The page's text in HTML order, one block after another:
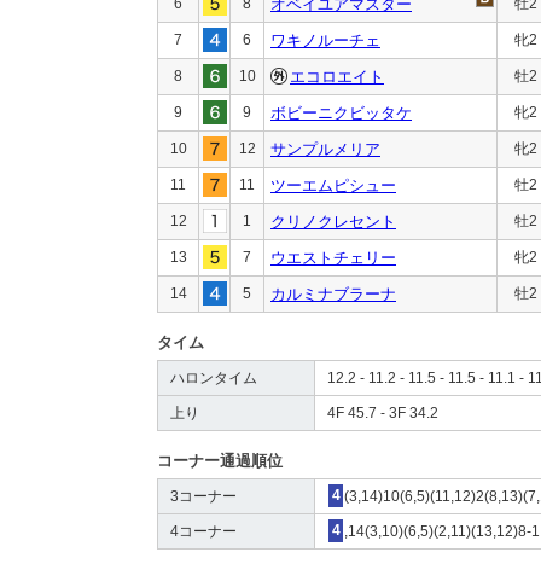
6 8 オベイユアマスター 牡2
7 6 ワキノルーチェ 牝2
8 10 エコロエイト 牡2
9 9 ボビーニクビッタケ 牝2
10 12 サンプルメリア 牝2
11 11 ツーエムピシュー 牡2
12 1 クリノクレセント 牡2
13 7 ウエストチェリー 牝2
14 5 カルミナブラーナ 牡2
タイム
ハロンタイム 12.2 - 11.2 - 11.5 - 11.5 - 11.1 -
上り 4F 45.7 - 3F 34.2
コーナー通過順位
3コーナー 4
4コーナー 4 ,14(3,10)(6,5)(2,11)(13,12)8-